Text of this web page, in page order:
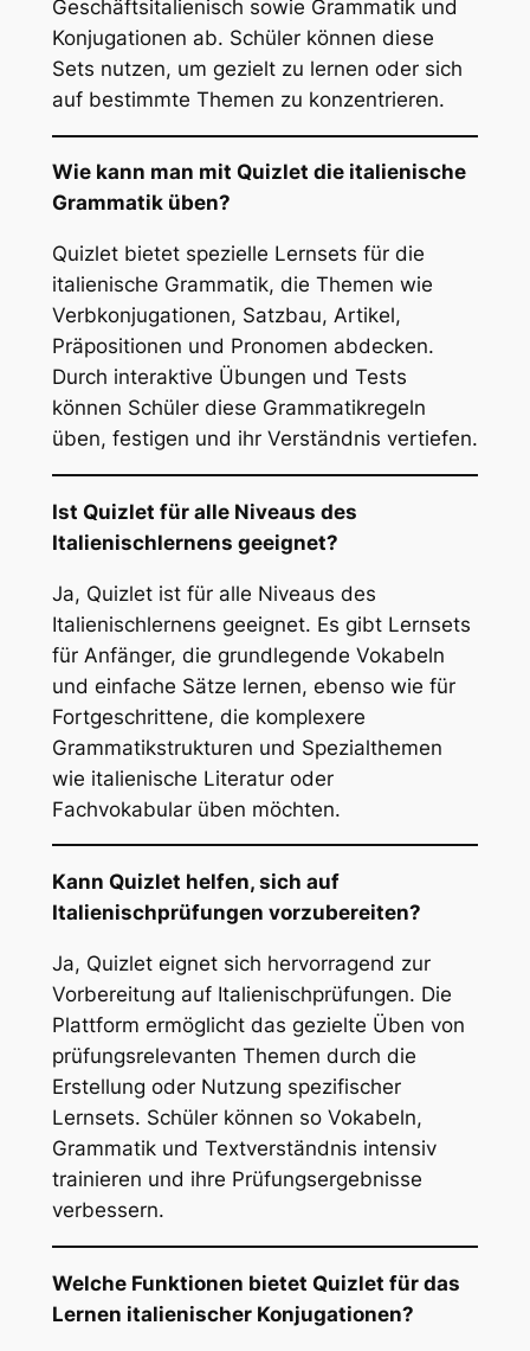
Geschäftsitalienisch sowie Grammatik und
Konjugationen ab. Schüler können diese
Sets nutzen, um gezielt zu lernen oder sich
auf bestimmte Themen zu konzentrieren.
Wie kann man mit Quizlet die italienische
Grammatik üben?
Quizlet bietet spezielle Lernsets für die
italienische Grammatik, die Themen wie
Verbkonjugationen, Satzbau, Artikel,
Präpositionen und Pronomen abdecken.
Durch interaktive Übungen und Tests
können Schüler diese Grammatikregeln
üben, festigen und ihr Verständnis vertiefen.
Ist Quizlet für alle Niveaus des
Italienischlernens geeignet?
Ja, Quizlet ist für alle Niveaus des
Italienischlernens geeignet. Es gibt Lernsets
für Anfänger, die grundlegende Vokabeln
und einfache Sätze lernen, ebenso wie für
Fortgeschrittene, die komplexere
Grammatikstrukturen und Spezialthemen
wie italienische Literatur oder
Fachvokabular üben möchten.
Kann Quizlet helfen, sich auf
Italienischprüfungen vorzubereiten?
Ja, Quizlet eignet sich hervorragend zur
Vorbereitung auf Italienischprüfungen. Die
Plattform ermöglicht das gezielte Üben von
prüfungsrelevanten Themen durch die
Erstellung oder Nutzung spezifischer
Lernsets. Schüler können so Vokabeln,
Grammatik und Textverständnis intensiv
trainieren und ihre Prüfungsergebnisse
verbessern.
Welche Funktionen bietet Quizlet für das
Lernen italienischer Konjugationen?